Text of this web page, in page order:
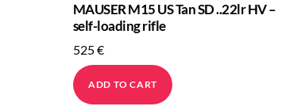
MAUSER M15 US Tan SD ..22lr HV –
self-loading rifle
525€
ADD TO CART